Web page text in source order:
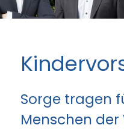
Sorge tragen
Menschen der